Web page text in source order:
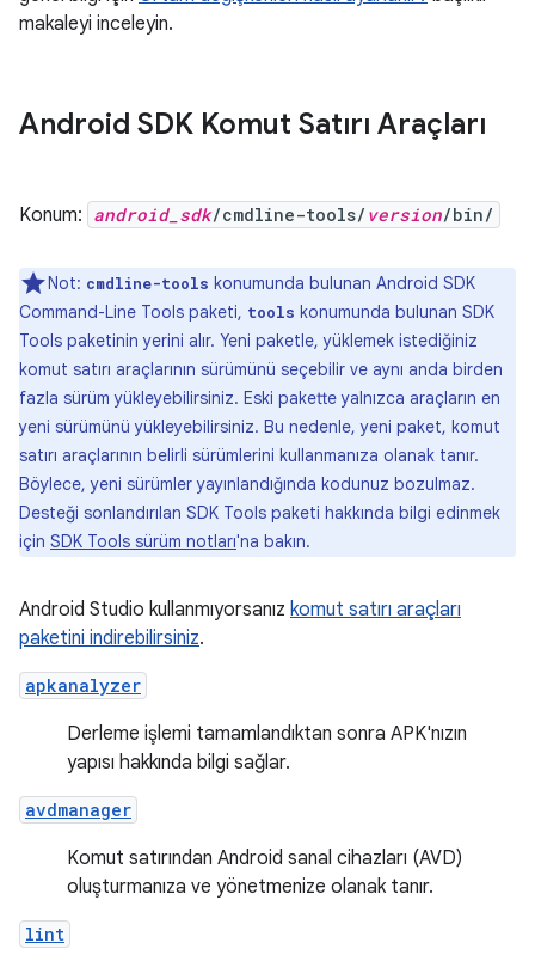
makaleyi inceleyin.
Android SDK Komut Satırı Araçları
Konum: android_sdk/cmdline-tools/ version/bin/
Not: cmdline-tools konumunda bulunan Android SDK
Command-Line Tools paketi, tools konumunda bulunan SDK
Tools paketinin yerini alır. Yeni paketle, yüklemek istediğiniz
komut satırı araçlarının sürümünü seçebilir ve aynı anda birden
fazla sürüm yükleyebilirsiniz. Eski pakette yalnızca araçların en
yeni sürümünü yükleyebilirsiniz. Bu nedenle, yeni paket, komut
satırı araçlarının belirli sürümlerini kullanmanıza olanak tanır.
Böylece, yeni sürümler yayınlandığında kodunuz bozulmaz.
Desteği sonlandırılan SDK Tools paketi hakkında bilgi edinmek
için SDK Tools sürüm notları'na bakın.
Android Studio kullanmıyorsanız komut satırı araçları
paketini indirebilirsiniz.
apkanalyzer
Derleme işlemi tamamlandıktan sonra APK'nızın
yapısı hakkında bilgi sağlar.
avdmanager
Komut satırından Android sanal cihazları (AVD)
oluşturmanıza ve yönetmenize olanak tanır.
lint